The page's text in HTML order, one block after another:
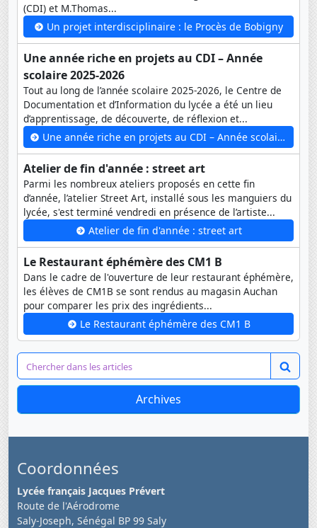
(CDI) et M.Thomas...
Un projet interdisciplinaire : le Procès de Bobigny
Une année riche en projets au CDI – Année
scolaire 2025-2026
Tout au long de l’année scolaire 2025-2026, le Centre de
Documentation et d’Information du lycée a été un lieu
d’apprentissage, de découverte, de réflexion et...
Une année riche en projets au CDI – Année scolaire 2025-2026
Atelier de fin d'année : street art
Parmi les nombreux ateliers proposés en cette fin
d’année, l’atelier Street Art, installé sous les manguiers du
lycée, s'est terminé vendredi en présence de l’artiste...
Atelier de fin d'année : street art
Le Restaurant éphémère des CM1 B
Dans le cadre de l'ouverture de leur restaurant éphémère,
les élèves de CM1B se sont rendus au magasin Auchan
pour comparer les prix des ingrédients...
Le Restaurant éphémère des CM1 B
Archives
Coordonnées
Lycée français Jacques Prévert
Route de l'Aérodrome
Saly-Joseph, Sénégal BP 99 Saly